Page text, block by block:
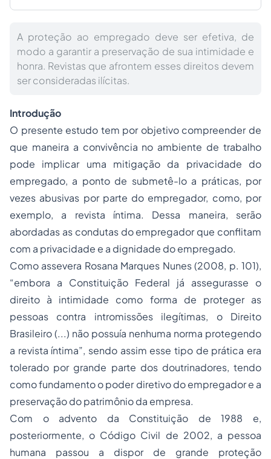
A proteção ao empregado deve ser efetiva, de
modo a garantir a preservação de sua intimidade e
honra. Revistas que afrontem esses direitos devem
ser consideradas ilícitas.
Introdução
O presente estudo tem por objetivo compreender de
que maneira a convivência no ambiente de trabalho
pode implicar uma mitigação da privacidade do
empregado, a ponto de submetê-lo a práticas, por
vezes abusivas por parte do empregador, como, por
exemplo, a revista íntima. Dessa maneira, serão
abordadas as condutas do empregador que conflitam
com a privacidade e a dignidade do empregado.
Como assevera Rosana Marques Nunes (2008, p. 101),
“embora a Constituição Federal já assegurasse o
direito à intimidade como forma de proteger as
pessoas contra intromissões ilegítimas, o Direito
Brasileiro (...) não possuía nenhuma norma protegendo
a revista íntima”, sendo assim esse tipo de prática era
tolerado por grande parte dos doutrinadores, tendo
como fundamento o poder diretivo do empregador e a
preservação do patrimônio da empresa.
Com o advento da Constituição de 1988 e,
posteriormente, o Código Civil de 2002, a pessoa
humana passou a dispor de grande proteção